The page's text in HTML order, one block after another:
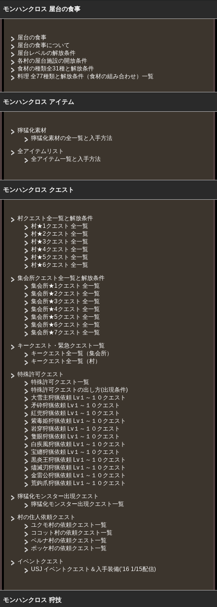
モンハンクロス 屋台の食事
屋台の食事
屋台の食事について
屋台レベルの解放条件
各村の屋台施設の開放条件
食材の種類全31種と解放条件
料理 全77種類と解放条件（食材の組み合わせ）一覧
モンハンクロス アイテム
獰猛化素材
獰猛化素材の全一覧と入手方法
全アイテムリスト
全アイテム一覧と入手方法
モンハンクロス クエスト
村クエスト全一覧と解放条件
村★1クエスト 全一覧
村★2クエスト 全一覧
村★3クエスト 全一覧
村★4クエスト 全一覧
村★5クエスト 全一覧
村★6クエスト 全一覧
集会所クエスト全一覧と解放条件
集会所★1クエスト 全一覧
集会所★2クエスト 全一覧
集会所★3クエスト 全一覧
集会所★4クエスト 全一覧
集会所★5クエスト 全一覧
集会所★6クエスト 全一覧
集会所★7クエスト 全一覧
キークエスト・緊急クエスト一覧
キークエスト全一覧（集会所）
キークエスト全一覧（村）
特殊許可クエスト
特殊許可クエスト一覧
特殊許可クエストの出し方(出現条件)
大雪主狩猟依頼 Lv１～１０クエスト
矛砕狩猟依頼 Lv１～１０クエスト
紅兜狩猟依頼 Lv１～１０クエスト
紫毒姫狩猟依頼 Lv１～１０クエスト
岩穿狩猟依頼 Lv１～１０クエスト
隻眼狩猟依頼 Lv１～１０クエスト
白疾風狩猟依頼 Lv１～１０クエスト
宝纏狩猟依頼 Lv１～１０クエスト
黒炎王狩猟依頼 Lv１～１０クエスト
燼滅刃狩猟依頼 Lv１～１０クエスト
金雷公狩猟依頼 Lv１～１０クエスト
荒鉤爪狩猟依頼 Lv１～１０クエスト
獰猛化モンスター出現クエスト
獰猛化モンスター出現クエスト一覧
村の住人依頼クエスト
ユクモ村の依頼クエスト一覧
ココット村の依頼クエスト一覧
ベルナ村の依頼クエスト一覧
ポッケ村の依頼クエスト一覧
イベントクエスト
USJ イベントクエスト＆入手装備(’16 1/15配信)
モンハンクロス 狩技